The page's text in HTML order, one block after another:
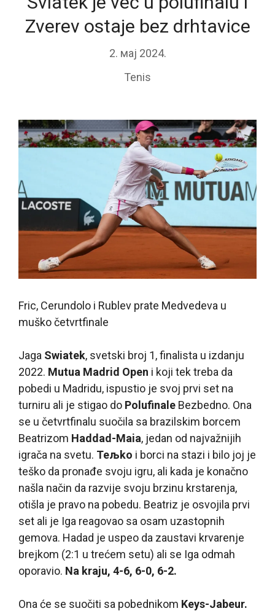
Zverev ostaje bez drhtavice
2. мај 2024.
Tenis
Fric, Cerundolo i Rublev prate Medvedeva u
muško četvrtfinale
Jaga Swiatek, svetski broj 1, finalista u izdanju
2022. Mutua Madrid Open i koji tek treba da
pobedi u Madridu, ispustio je svoj prvi set na
turniru ali je stigao do Polufinale Bezbedno. Ona
se u četvrtfinalu suočila sa brazilskim borcem
Beatrizom Haddad-Maia, jedan od najvažnijih
igrača na svetu. Teљko i borci na stazi i bilo joj je
teško da pronađe svoju igru, ali kada je konačno
našla način da razvije svoju brzinu krstarenja,
otišla je pravo na pobedu. Beatriz je osvojila prvi
set ali je Iga reagovao sa osam uzastopnih
gemova. Hadad je uspeo da zaustavi krvarenje
brejkom (2:1 u trećem setu) ali se Iga odmah
oporavio. Na kraju, 4-6, 6-0, 6-2.
Ona će se suočiti sa pobednikom Keys-Jabeur.